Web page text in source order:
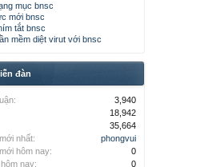
mục bnsc
mới bnsc
tắt bnsc
mềm diệt virut với bnsc
đàn
3,940
18,942
35,664
nhất:
phongvui
hôm nay:
0
nay:
0